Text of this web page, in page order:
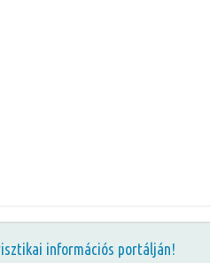
információs portálján!